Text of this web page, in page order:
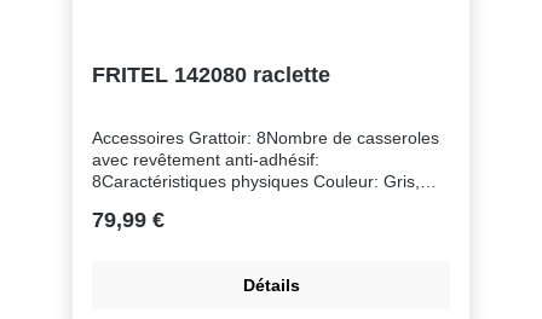
FRITEL 142080 raclette
Accessoires Grattoir: 8Nombre de casseroles
avec revêtement anti-adhésif:
8Caractéristiques physiques Couleur: Gris,
inoxydable: OuiMatériel: Acier
Puissance: 1500Entretien & Nettoyage
79,99 €
Détails